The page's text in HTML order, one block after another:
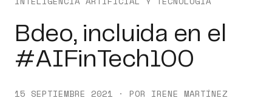
Bdeo, incluida en el
#AIFinTech100
15 SEPTIEMBRE 2021 · POR IRENE MARTÍNEZ